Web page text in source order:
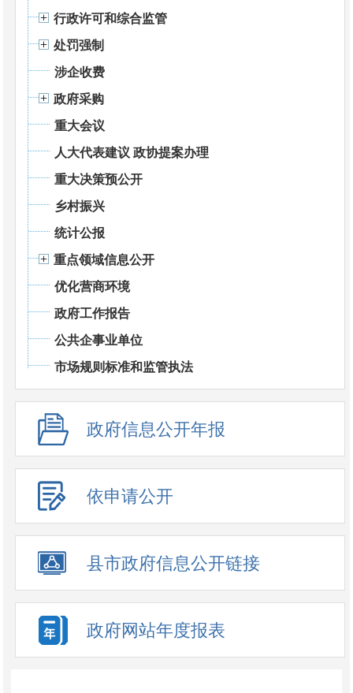
行政许可和综合监管
处罚强制
涉企收费
政府采购
重大会议
人大代表建议 政协提案办理
重大决策预公开
乡村振兴
统计公报
重点领域信息公开
优化营商环境
政府工作报告
公共企事业单位
市场规则标准和监管执法
政府信息公开年报
依申请公开
县市政府信息公开链接
政府网站年度报表